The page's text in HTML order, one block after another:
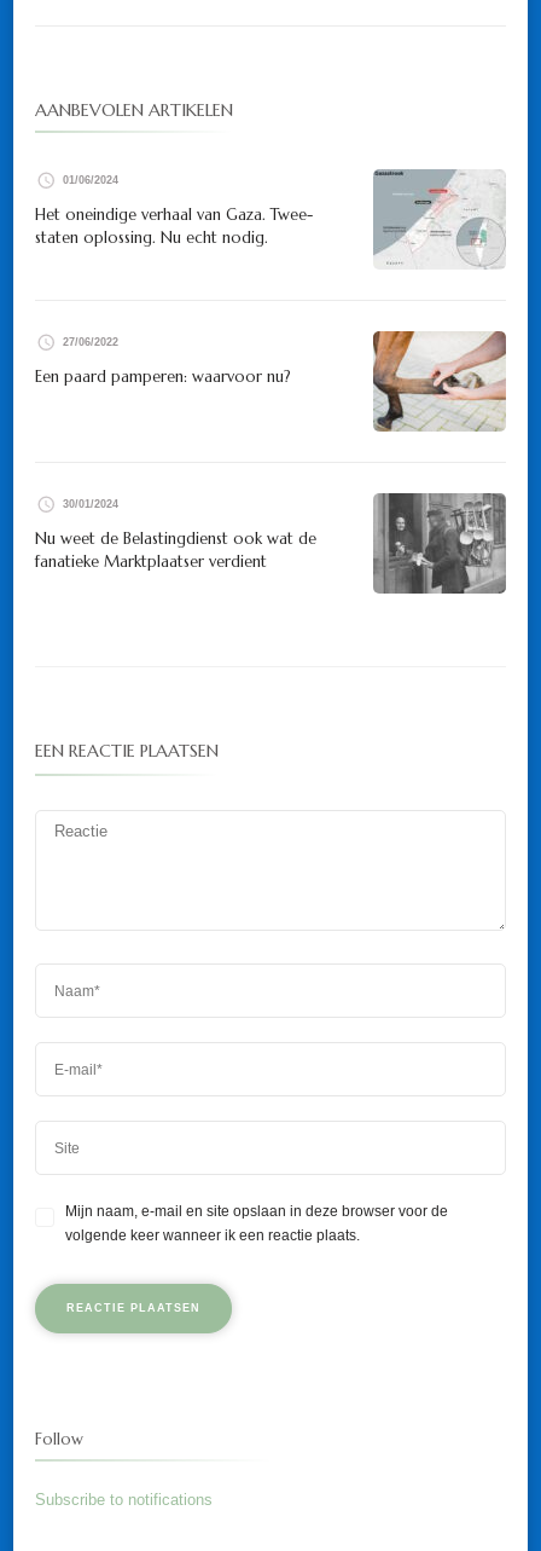
AANBEVOLEN ARTIKELEN
01/06/2024
Het oneindige verhaal van Gaza. Twee-
staten oplossing. Nu echt nodig.
27/06/2022
Een paard pamperen: waarvoor nu?
30/01/2024
Nu weet de Belastingdienst ook wat de
fanatieke Marktplaatser verdient
EEN REACTIE PLAATSEN
Mijn naam, e-mail en site opslaan in deze browser voor de
volgende keer wanneer ik een reactie plaats.
Follow
Subscribe to notifications